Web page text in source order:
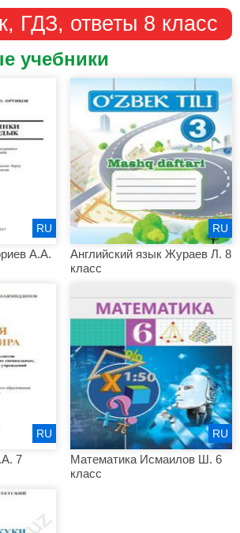
ГДЗ, ответы 8 класс
учебники
А.А.
RU
Английский язык Жураев Л. 8
класс
RU
7
RU
Математика Исмаилов Ш. 6
класс
RU